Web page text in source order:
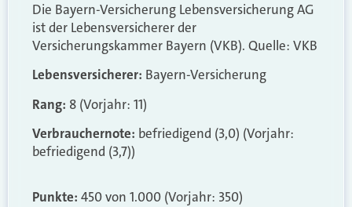
Die Bayern-Versicherung Lebensversicherung AG
ist der Lebensversicherer der
Versicherungskammer Bayern (VKB). Quelle: VKB
Lebensversicherer: Bayern-Versicherung
Rang: 8 (Vorjahr: 11)
Verbrauchernote: befriedigend (3,0) (Vorjahr:
befriedigend (3,7))
Punkte: 450 von 1.000 (Vorjahr: 350)